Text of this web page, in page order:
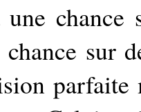
chance
chance sur
parfaite